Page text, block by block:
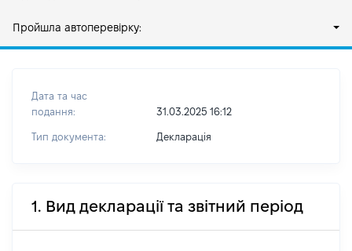
Пройшла автоперевірку:
Дата та час
подання:
31.03.2025 16:12
Тип документа: Декларація
1. Вид декларації та звітний період